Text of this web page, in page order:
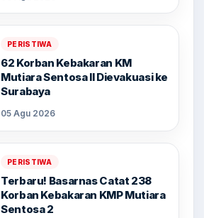
PERISTIWA
62 Korban Kebakaran KM
Mutiara Sentosa II Dievakuasi ke
Surabaya
05 Agu 2026
PERISTIWA
Terbaru! Basarnas Catat 238
Korban Kebakaran KMP Mutiara
Sentosa 2